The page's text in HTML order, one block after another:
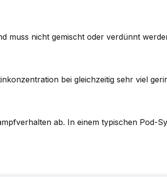
muss nicht gemischt oder verdünnt
bei gleichzeitig sehr viel
ab. In einem typischen Pod-